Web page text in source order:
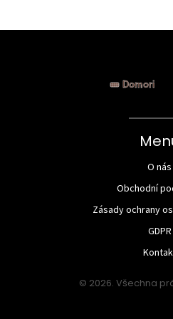
O nás
Obchodní
Zásady ochrany
GDPR
© 2026. Všechna